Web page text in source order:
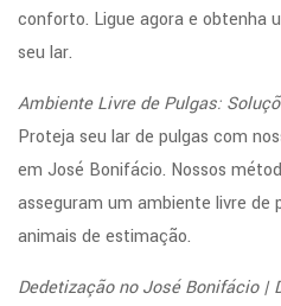
conforto. Ligue agora e obtenha
seu lar.
Ambiente Livre de Pulgas:
Proteja seu lar de pulgas com
em José Bonifácio. Nossos
asseguram um ambiente livre de
animais de estimação.
Dedetização no José Bonifácio |